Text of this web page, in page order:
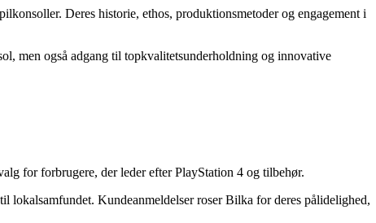
Deres historie, ethos, produktionsmetoder og engagement i
men også adgang til topkvalitetsunderholdning og innovative
for forbrugere, der leder efter PlayStation 4 og tilbehør.
Kundeanmeldelser roser Bilka for deres pålidelighed,